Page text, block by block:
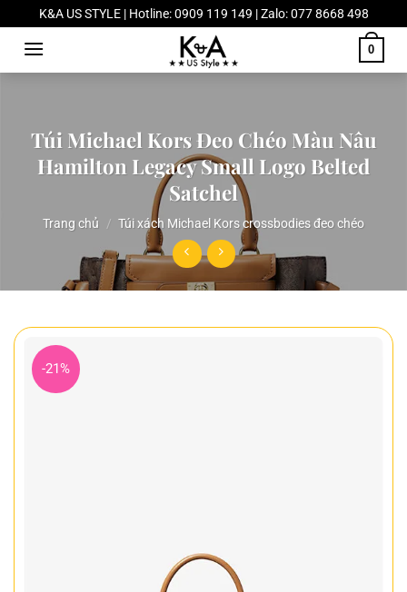
Chuyển
đến
dung
K&A US STYLE | Hotline: 0909 119 149 | Zalo: 077 8668 498
0
Túi Michael Kors Đeo Chéo Màu Nâu
Hamilton Legacy Small Logo Belted
Satchel
Trang chủ / Túi xách Michael Kors crossbodies đeo chéo
-21%